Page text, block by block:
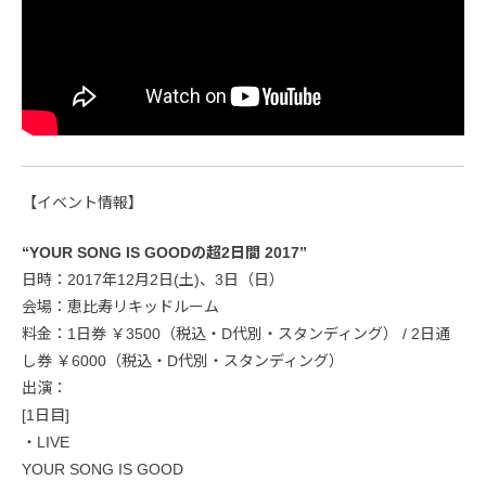
【イベント情報】
“YOUR SONG IS GOODの超2日間 2017”
日時：2017年12月2日(土)、3日（日）
会場：恵比寿リキッドルーム
料金：1日券 ￥3500（税込・D代別・スタンディング） / 2日通
し券 ￥6000（税込・D代別・スタンディング）
出演：
[1日目]
・LIVE
YOUR SONG IS GOOD